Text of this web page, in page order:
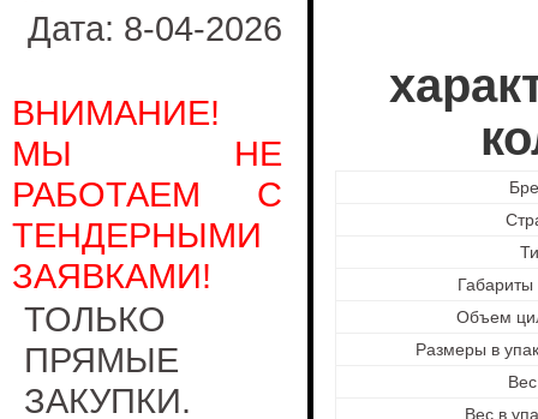
Дата: 8-04-2026
ВНИМАНИЕ!
МЫ НЕ
РАБОТАЕМ С
ТЕНДЕРНЫМИ
ЗАЯВКАМИ!
ТОЛЬКО
ПРЯМЫЕ
ЗАКУПКИ.
Объем
Размеры в
Вес в